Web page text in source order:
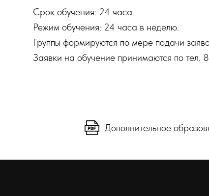
Срок обучения: 24 часа.
Режим обучения: 24 часа в неделю.
Группы формируются по мере подачи
Заявки на обучение принимаются по
Дополнительное